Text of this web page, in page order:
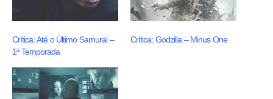
Crítica: Até o Último Samurai –
1ª Temporada
Crítica: Godzilla – Minus One